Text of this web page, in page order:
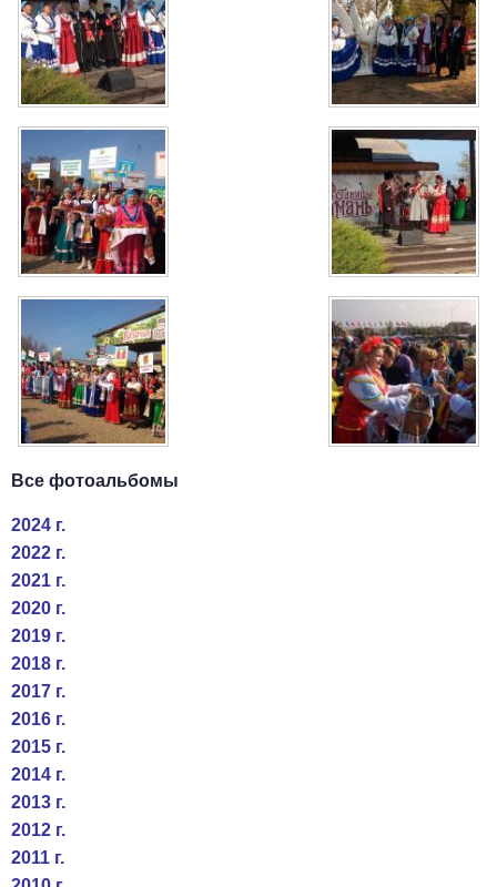
Все фотоальбомы
2024 г.
2022 г.
2021 г.
2020 г.
2019 г.
2018 г.
2017 г.
2016 г.
2015 г.
2014 г.
2013 г.
2012 г.
2011 г.